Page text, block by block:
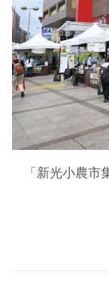
「新光小農